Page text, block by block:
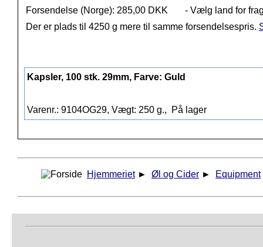
Forsendelse (Norge): 285,00 DKK
- Vælg land for
Der er plads til 4250 g mere til samme forsendelsespris.
Kapsler, 100 stk. 29mm, Farve: Guld
Varenr.: 9104OG29, Vægt: 250 g., På lager
Hjemmeriet ► Øl og Cider ► Equipment